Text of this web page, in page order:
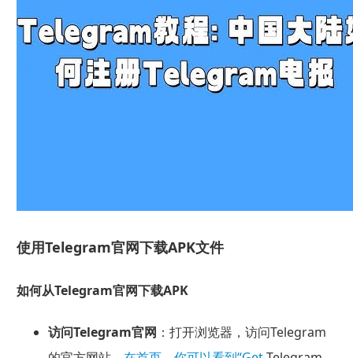
使用Telegram官网下载APK文件
如何从Telegram官网下载APK
访问Telegram官网 ：打开浏览器，访问Telegram